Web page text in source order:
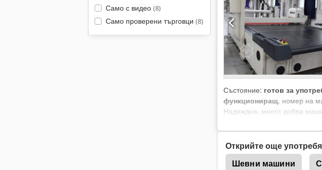
Само с видео (8)
Само проверени търговци (8)
Състояние: готов за
функциониращ, номер на
Надеждна, много добра
Открийте още
Шевни машини